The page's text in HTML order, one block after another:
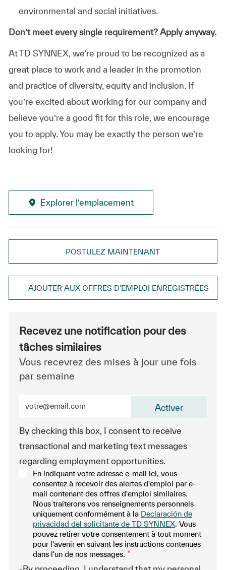
environmental and social initiatives.
Don’t meet every single requirement? Apply anyway.
At TD SYNNEX, we’re proud to be recognized as a
great place to work and a leader in the promotion
and practice of diversity, equity and inclusion. If
you’re excited about working for our company and
believe you’re a good fit for this role, we encourage
you to apply. You may be exactly the person we’re
looking for!
Explorer l’emplacement
POSTULEZ MAINTENANT
AJOUTER AUX OFFRES D’EMPLOI ENREGISTRÉES
Recevez une notification pour des
tâches similaires
Vous recevrez des mises à jour une fois
par semaine
By checking this box, I consent to receive
transactional and marketing text messages
regarding employment opportunities.
En indiquant votre adresse e-mail ici, vous
consentez à recevoir des alertes d'emploi par e-
mail contenant des offres d'emploi similaires.
Nous traiterons vos renseignements personnels
uniquement conformément à la Declaración de
privacidad del solicitante de TD SYNNEX. Vous
pouvez retirer votre consentement à tout moment
pour l'avenir en suivant les instructions contenues
dans l'un de nos messages. *
Activer